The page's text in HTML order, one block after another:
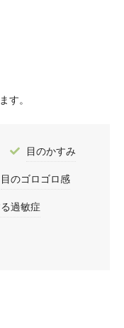
す。
目のかすみ
目のゴロゴロ感
過敏症